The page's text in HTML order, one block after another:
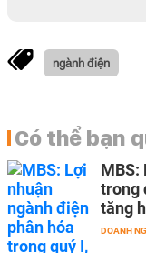
ngành điện
Có thể bạn
MBS:
trong
tăng
DOANH